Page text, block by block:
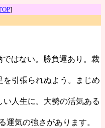
]
はない。勝負運あり。裁
引張られぬよう。まじめ
人生に。大勢の活気ある
気の強さがあります。